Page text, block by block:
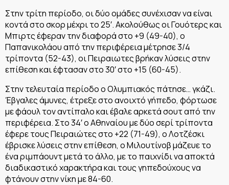
Στην τρίτη περίοδο, οι δύο ομάδες συνέχισαν να είναι
κοντά στο σκορ μέχρι το 25′. Ακολούθως οι Γουότερς και
Μπιρτς έφεραν την διαφορά στο +9 (49-40), ο
Παπανικολάου από την περιφέρεια μέτρησε 3/4
τρίποντα (52-43), οι Πειραιωτες βρήκαν λύσεις στην
επίθεση και έφτασαν στο 30′ στο +15 (60-45).
Στην τελευταία περίοδο ο Ολυμπιακός πάτησε… γκάζι.
Έβγαλες άμυνες, έτρεξε στο ανοιχτό γήπεδο, φόρτωσε
με φάουλ τον αντίπαλο και έβαλε αρκετά σουτ από την
περιφέρεια. Στο 34′ ο Αθηναίου με δύο σερί τρίποντα
έφερε τους Πειραιώτες στο +22 (71-49), ο Λοτζέσκι
έβρισκε λύσεις στην επίθεση, ο Μιλουτίνοβ μάζευε το
ένα ριμπάουντ μετά το άλλο, με το παιχνίδι να αποκτά
διαδικαστικό χαρακτήρα και τους γηπεδούχους να
φτάνουν στην νίκη με 84-60.